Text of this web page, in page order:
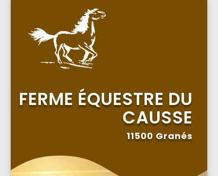
FERME ÉQUESTRE DU
CAUSSE
11500 Granés